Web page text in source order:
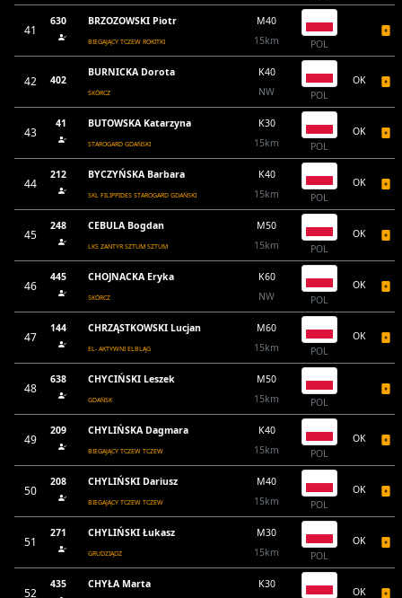
41
630 BRZOZOWSKI Piotr
BIEGAJĄCY TCZEW ROKITKI
M40
15km
POL
42 402
BURNICKA Dorota
SKÓRCZ
K40
NW
POL
OK
43
41 BUTOWSKA Katarzyna
STAROGARD GDAŃSKI
K30
15km
POL
OK
44
212 BYCZYŃSKA Barbara
SKL FILIPPIDES STAROGARD GDAŃSKI
K40
15km
POL
OK
45
248 CEBULA Bogdan
LKS ZANTYR SZTUM SZTUM
M50
15km
POL
OK
46
445 CHOJNACKA Eryka
SKÓRCZ
K60
NW
POL
OK
47
144 CHRZĄSTKOWSKI Lucjan
EL- AKTYWNI ELBLĄG
M60
15km
POL
OK
48
638 CHYCIŃSKI Leszek
GDAŃSK
M50
15km
POL
49
209 CHYLIŃSKA Dagmara
BIEGAJĄCY TCZEW TCZEW
K40
15km
POL
OK
50
208 CHYLIŃSKI Dariusz
BIEGAJĄCY TCZEW TCZEW
M40
15km
POL
OK
51
271 CHYLIŃSKI Łukasz
GRUDZIĄDZ
M30
15km
POL
OK
52
435 CHYŁA Marta
K30
OK